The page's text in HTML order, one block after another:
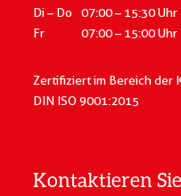
Di – Do
07:00 – 15:30 Uhr
Fr
07:00 – 15:00 Uhr
Zertifiziert im Bereich
DIN ISO 9001:2015
Kontaktieren